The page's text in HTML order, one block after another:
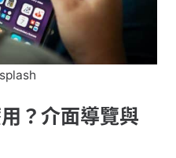
？介面導覽與